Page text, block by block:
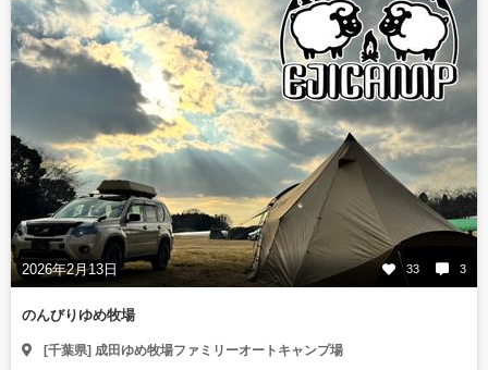
2026年2月13日 33 3
のんびりゆめ牧場
[千葉県] 成田ゆめ牧場ファミリーオートキャンプ場